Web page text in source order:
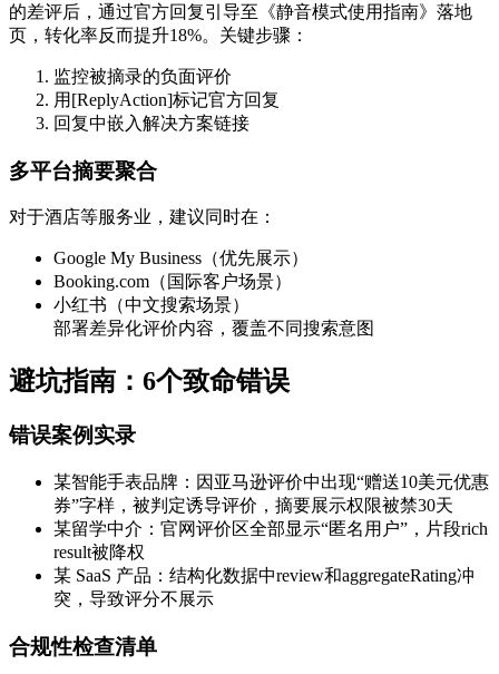
的差评后，通过官方回复引导至《静音模式使用指南》落地
页，转化率反而提升18%。关键步骤：
监控被摘录的负面评价
用[ReplyAction]标记官方回复
回复中嵌入解决方案链接
多平台摘要聚合
对于酒店等服务业，建议同时在：
Google My Business（优先展示）
Booking.com（国际客户场景）
小红书（中文搜索场景）
部署差异化评价内容，覆盖不同搜索意图
避坑指南：6个致命错误
错误案例实录
某智能手表品牌：因亚马逊评价中出现“赠送10美元优惠
券”字样，被判定诱导评价，摘要展示权限被禁30天
某留学中介：官网评价区全部显示“匿名用户”，片段rich
result被降权
某 SaaS 产品：结构化数据中review和aggregateRating冲
突，导致评分不展示
合规性检查清单